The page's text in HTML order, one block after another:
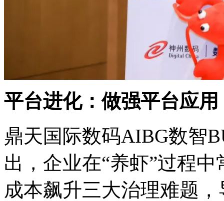
平台进化：做强平台应用
鼎天国际数码AIBG数智
出，企业在“养虾”过程中
成本飙升三大治理难题